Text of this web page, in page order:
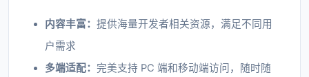
内容丰富： 提供海量开发者相关资源，满足不同用
户需求
多端适配： 完美支持 PC 端和移动端访问，随时随